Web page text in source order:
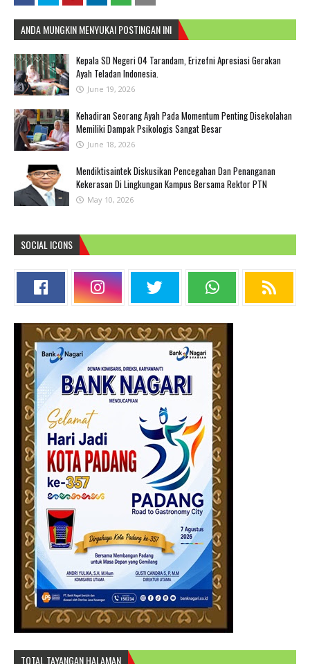
ANDA MUNGKIN MENYUKAI POSTINGAN INI
Kepala SD Negeri 04 Tarandam, Erizefni Apresiasi Gerakan
Ayah Teladan Indonesia.
June 19, 2026
Kehadiran Seorang Ayah Pada Momentum Penting Disekolahan
Memiliki Dampak Psikologis Sangat Besar
June 18, 2026
Mendiktisaintek Diskusikan Pencegahan Dan Penanganan
Kekerasan Di Lingkungan Kampus Bersama Rektor PTN
May 10, 2026
SOCIAL ICONS
TOTAL TAYANGAN HALAMAN